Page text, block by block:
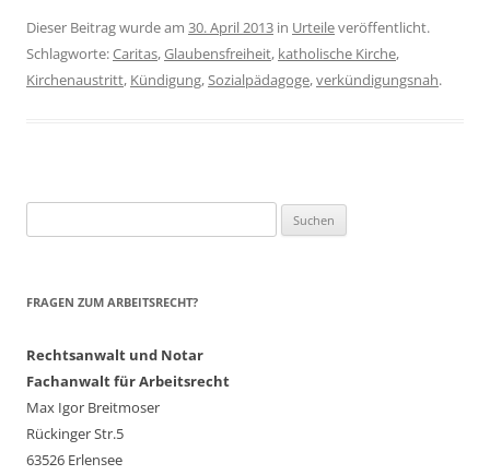
Dieser Beitrag wurde am 30. April 2013 in Urteileveröffentlicht.
Schlagworte:Caritas,Glaubensfreiheit, katholische Kirche,
Kirchenaustritt, Kündigung,Sozialpädagoge,verkündigungsnah.
nach:
FRAGEN ZUM ARBEITSRECHT?
Rechtsanwalt und Notar
Fachanwalt für Arbeitsrecht
Max Igor Breitmoser
Rückinger Str.5
63526 Erlensee